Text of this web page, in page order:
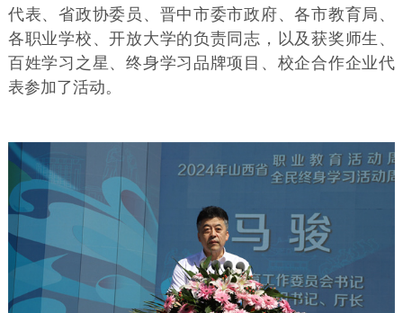
代表、省政协委员、晋中市委市政府、各市教育局、
各职业学校、开放大学的负责同志，以及获奖师生、
百姓学习之星、终身学习品牌项目、校企合作企业代
表参加了活动。